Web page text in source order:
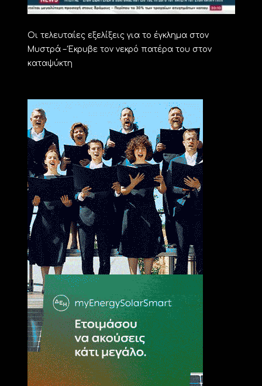
Οι τελευταίες εξελίξεις για το έγκλημα στον
Μυστρά – Έκρυβε τον νεκρό πατέρα του στον
καταψύκτη